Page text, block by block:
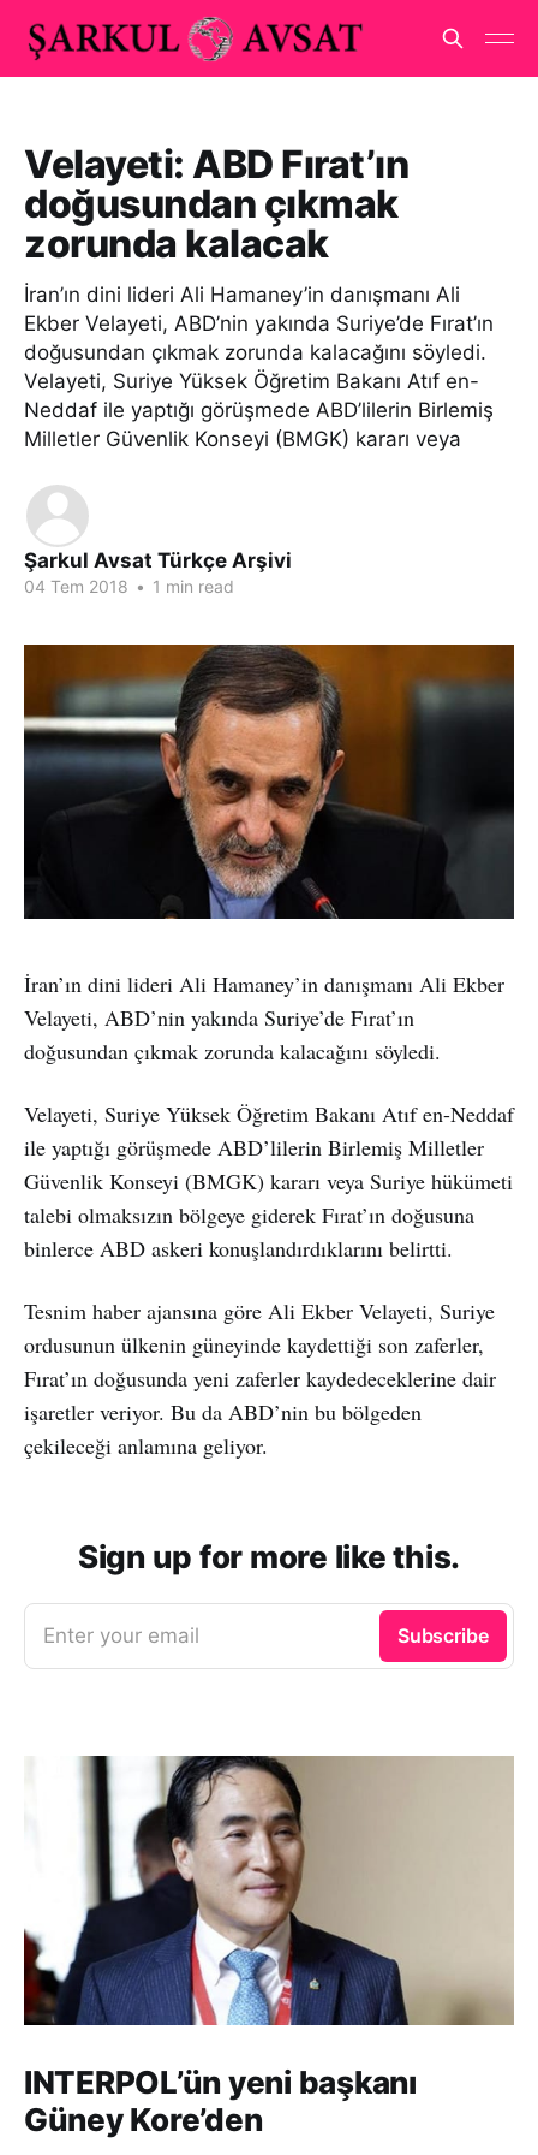
Velayeti: ABD Fırat’ın
doğusundan çıkmak
zorunda kalacak
İran’ın dini lideri Ali Hamaney’in danışmanı Ali
Ekber Velayeti, ABD’nin yakında Suriye’de Fırat’ın
doğusundan çıkmak zorunda kalacağını söyledi.
Velayeti, Suriye Yüksek Öğretim Bakanı Atıf en-
Neddaf ile yaptığı görüşmede ABD’lilerin Birlemiş
Milletler Güvenlik Konseyi (BMGK) kararı veya
Şarkul Avsat Türkçe Arşivi
04 Tem 2018 • 1 min read
İran’ın dini lideri Ali Hamaney’in danışmanı Ali Ekber
Velayeti, ABD’nin yakında Suriye’de Fırat’ın
doğusundan çıkmak zorunda kalacağını söyledi.
Velayeti, Suriye Yüksek Öğretim Bakanı Atıf en-Neddaf
ile yaptığı görüşmede ABD’lilerin Birlemiş Milletler
Güvenlik Konseyi (BMGK) kararı veya Suriye hükümeti
talebi olmaksızın bölgeye giderek Fırat’ın doğusuna
binlerce ABD askeri konuşlandırdıklarını belirtti.
Tesnim haber ajansına göre Ali Ekber Velayeti, Suriye
ordusunun ülkenin güneyinde kaydettiği son zaferler,
Fırat’ın doğusunda yeni zaferler kaydedeceklerine dair
işaretler veriyor. Bu da ABD’nin bu bölgeden
çekileceği anlamına geliyor.
Sign up for more like this.
Enter your email Subscribe
INTERPOL’ün yeni başkanı
Güney Kore’den